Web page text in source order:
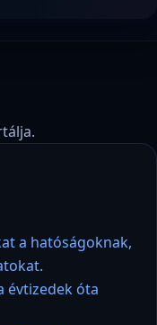
a hatóságoknak,
évtizedek óta